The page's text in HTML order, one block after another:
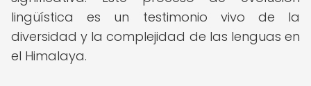
lingüística es un testimonio vivo de la
diversidad y la complejidad de las lenguas en
el Himalaya.